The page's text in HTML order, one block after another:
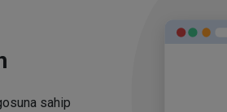
sahip